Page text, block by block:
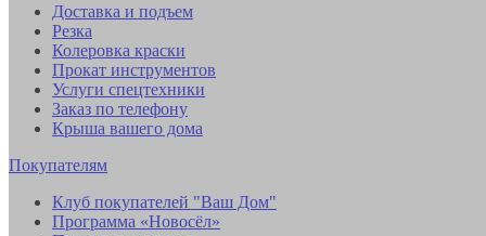
Доставка и подъем
Резка
Колеровка краски
Прокат инструментов
Услуги спецтехники
Заказ по телефону
Крыша вашего дома
Покупателям
Клуб покупателей "Ваш Дом"
Программа «Новосёл»